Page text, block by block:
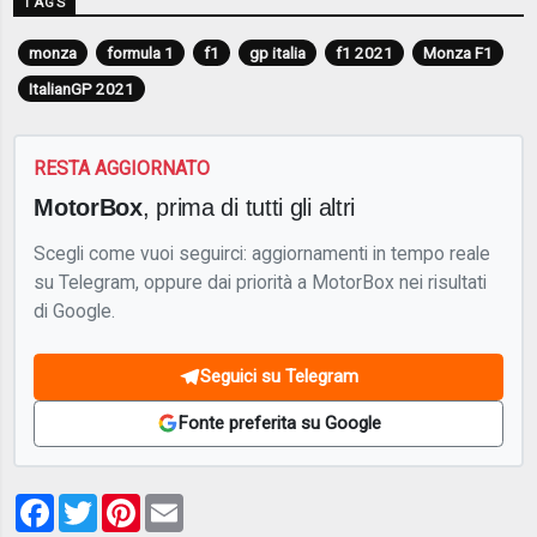
TAGS
monza formula 1 f1 gp italia f1 2021
Monza F1
ItalianGP 2021
RESTA AGGIORNATO
MotorBox, prima di tutti gli altri
Scegli come vuoi seguirci: aggiornamenti in tempo reale
su Telegram, oppure dai priorità a MotorBox nei risultati
di Google.
Seguici su Telegram
Fonte preferita su Google
Facebook
TwitterPinterest